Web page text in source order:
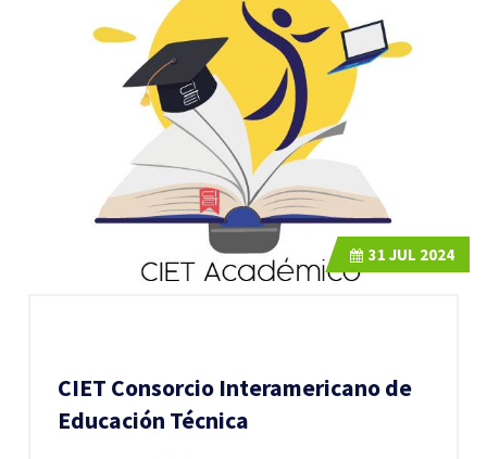
CIET Consorcio Interamericano de
Educación Técnica
31 JUL 2024